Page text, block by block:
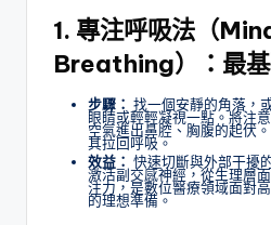
1. 專注呼吸法（
Breathing）：最
步驟： 找一個安靜的角落，
眼睛或輕輕凝視一點。將注
空氣進出鼻腔、胸腹的起伏
其拉回呼吸。
效益： 快速切斷與外部干擾
激活副交感神經，從生理層
注力，是數位醫療領域面對
的理想準備。